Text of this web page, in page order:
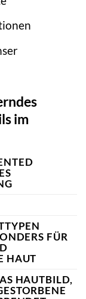
im
FÜR
HAUT
HAUTBILD,